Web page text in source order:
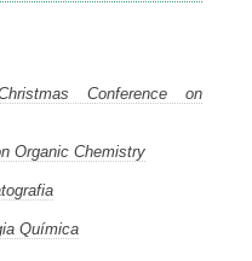
Conference on
Organic Chemistry
Química